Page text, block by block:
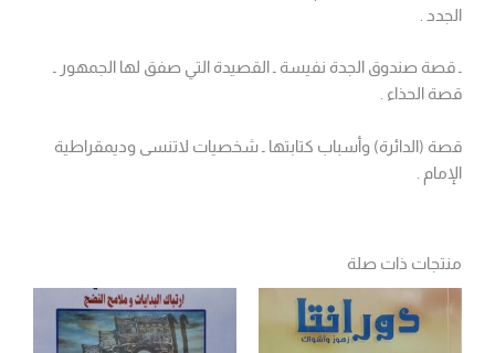
الجدد .
ـ قصة صندوق الجدة نفيسة ـ القصيدة التي صفق لها الجمهور ـ
قصة الحذاء .
قصة (الدائرة) وأسباب كتابتها ـ شخصيات لاتنسى وديمقراطية
الإمام .
منتجات ذات صلة